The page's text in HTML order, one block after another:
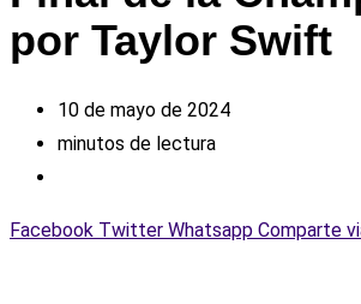
por Taylor Swift
10 de mayo de 2024
minutos de lectura
Facebook Twitter Whatsapp Comparte